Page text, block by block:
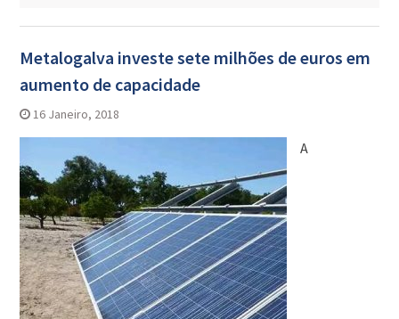
Metalogalva investe sete milhões de euros em
aumento de capacidade
16 Janeiro, 2018
A